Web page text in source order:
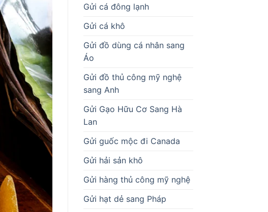
Gửi cá đông lạnh
Gửi cá khô
Gửi đồ dùng cá nhân sang
Áo
Gửi đồ thủ công mỹ nghệ
sang Anh
Gửi Gạo Hữu Cơ Sang Hà
Lan
Gửi guốc mộc đi Canada
Gửi hải sản khô
Gửi hàng thủ công mỹ nghệ
Gửi hạt dẻ sang Pháp